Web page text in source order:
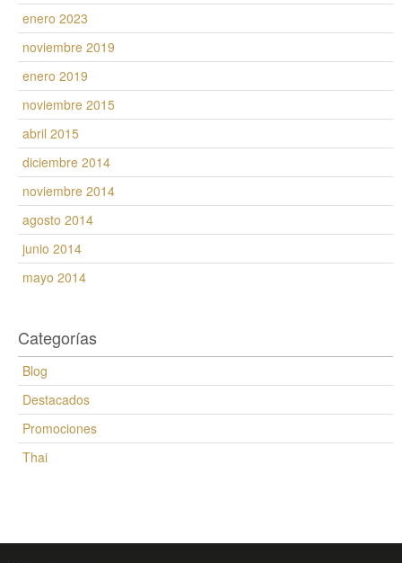
enero 2023
noviembre 2019
enero 2019
noviembre 2015
abril 2015
diciembre 2014
noviembre 2014
agosto 2014
junio 2014
mayo 2014
Categorías
Blog
Destacados
Promociones
Thai